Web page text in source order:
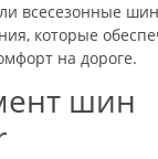
всесезонные
которые
на дороге.
шин